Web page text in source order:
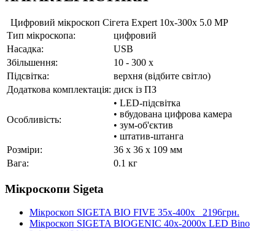
Цифровий мікроскоп Сігета Expert 10x-300x 5.0 MP
Тип мікроскопа:
цифровий
Насадка:
USB
Збільшення:
10 - 300 x
Підсвітка:
верхня (відбите світло)
Додаткова комплектація: диск із ПЗ
Особливість:
• LED-підсвітка
• вбудована цифрова камера
• зум-об'єктив
• штатив-штанга
Розміри:
36 x 36 x 109 мм
Вага:
0.1 кг
Мікроскопи Sigeta
Мікроскоп SIGETA BIO FIVE 35x-400x 2196грн.
Мікроскоп SIGETA BIOGENIC 40x-2000x LED Bino